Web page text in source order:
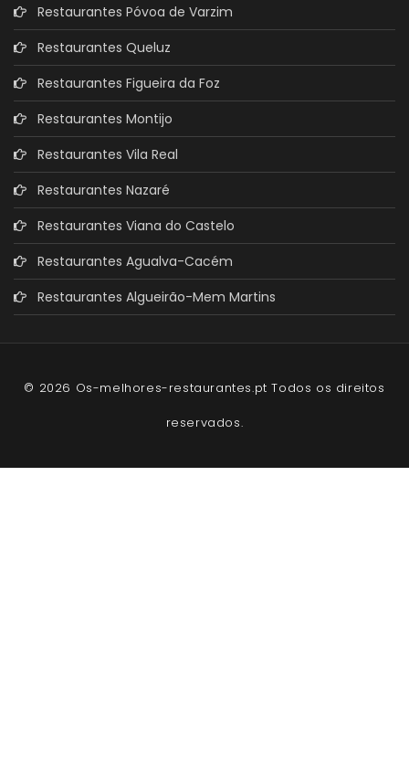
Restaurantes Póvoa de Varzim
Restaurantes Queluz
Restaurantes Figueira da Foz
Restaurantes Montijo
Restaurantes Vila Real
Restaurantes Nazaré
Restaurantes Viana do Castelo
Restaurantes Agualva-Cacém
Restaurantes Algueirão-Mem Martins
© 2026 Os-melhores-restaurantes.pt Todos os direitos
reservados.